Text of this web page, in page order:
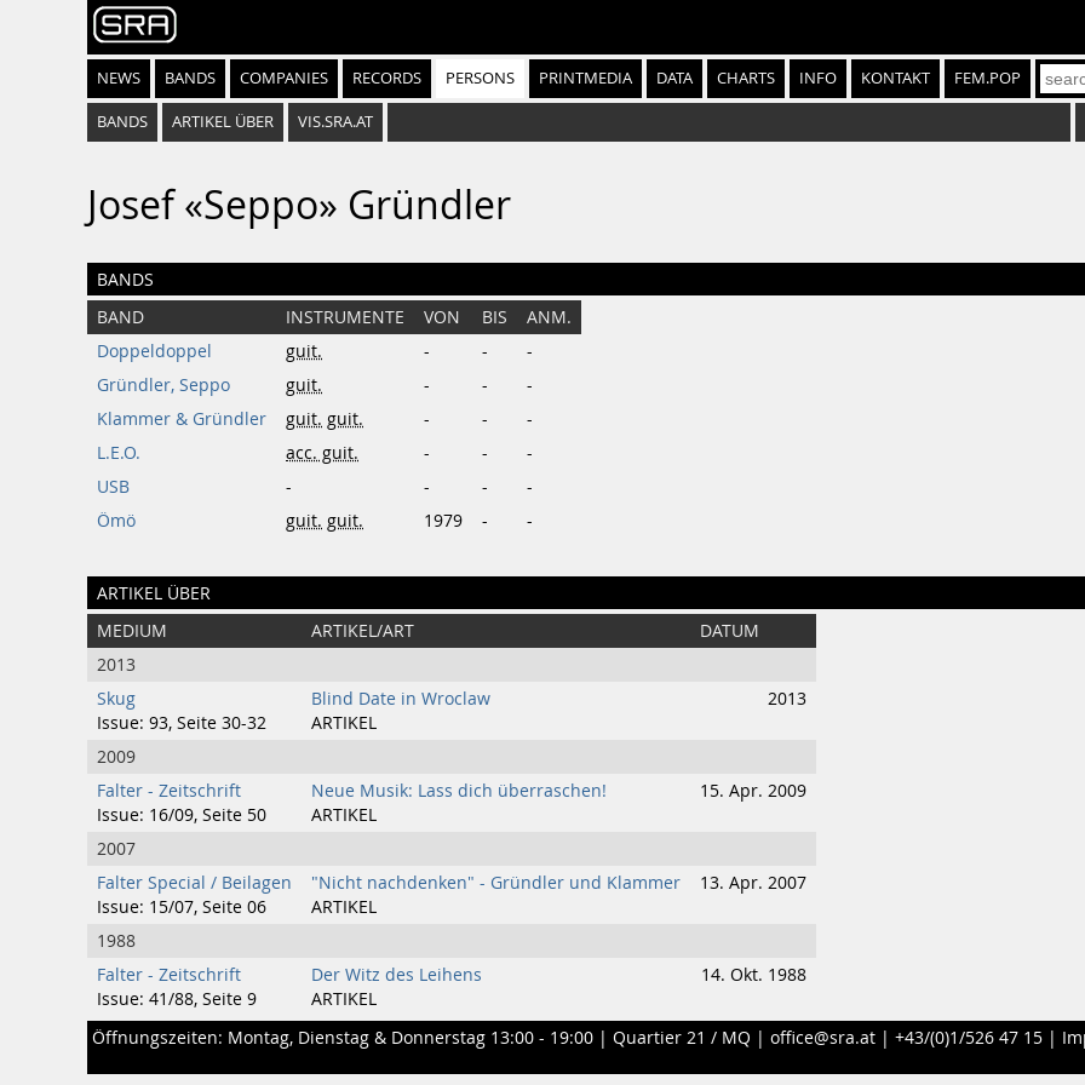
NEWS BANDS COMPANIES RECORDS PERSONS PRINTMEDIA DATA CHARTS INFO KONTAKT FEM.POP
BANDS ARTIKEL ÜBER VIS.SRA.AT
Josef «Seppo» Gründler
BANDS
BAND INSTRUMENTE VON BIS
ANM.
Doppeldoppel
guit. - -
-
Gründler, Seppo
guit. - -
-
Klammer & Gründler
guit. guit. - -
-
L.E.O.
acc. guit. - -
-
USB
- - -
-
Ömö
guit. guit. 1979 - -
ARTIKEL ÜBER
MEDIUM ARTIKEL/ART
DATUM
2013
Skug
Issue: 93, Seite 30-32
Blind Date in Wroclaw
ARTIKEL
2013
2009
Falter - Zeitschrift
Issue: 16/09, Seite 50
Neue Musik: Lass dich überraschen!
ARTIKEL
15. Apr. 2009
2007
Falter Special / Beilagen
Issue: 15/07, Seite 06
"Nicht nachdenken" - Gründler und Klammer
ARTIKEL
13. Apr. 2007
1988
Falter - Zeitschrift
Issue: 41/88, Seite 9
Der Witz des Leihens
ARTIKEL
14. Okt. 1988
Öffnungszeiten: Montag, Dienstag & Donnerstag 13:00 - 19:00 | Quartier 21 / MQ | office@sra.at | +43/(0)1/526 47 15 |